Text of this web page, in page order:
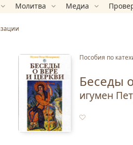
Молитва Медиа
Пособия по
Беседы
игумен